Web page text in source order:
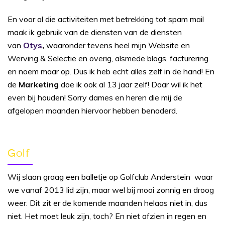
En voor al die activiteiten met betrekking tot spam mail
maak ik gebruik van de diensten van de diensten
van Otys, waaronder tevens heel mijn Website en
Werving & Selectie en overig, alsmede blogs, facturering
en noem maar op. Dus ik heb echt alles zelf in de hand! En
de Marketing doe ik ook al 13 jaar zelf! Daar wil ik het
even bij houden! Sorry dames en heren die mij de
afgelopen maanden hiervoor hebben benaderd.
Golf
Wij slaan graag een balletje op Golfclub Anderstein waar
we vanaf 2013 lid zijn, maar wel bij mooi zonnig en droog
weer. Dit zit er de komende maanden helaas niet in, dus
niet. Het moet leuk zijn, toch? En niet afzien in regen en